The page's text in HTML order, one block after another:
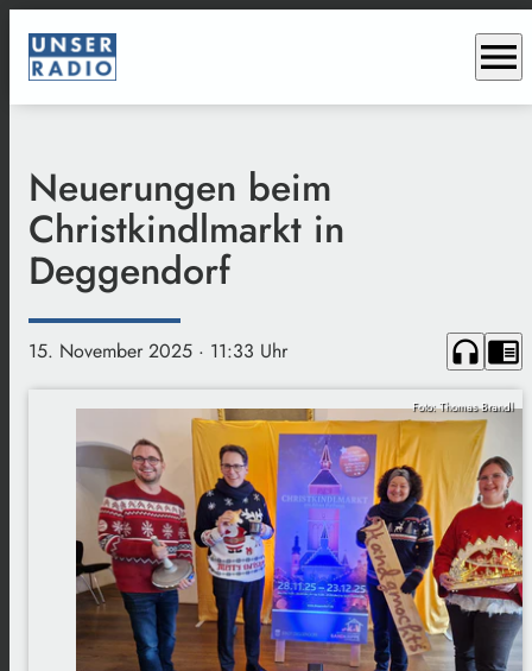
menu
Neuerungen beim
Christkindlmarkt in
Deggendorf
15. November 2025 · 11:33 Uhr headphones chrome_reader_mode
Foto: Thomas Brandl